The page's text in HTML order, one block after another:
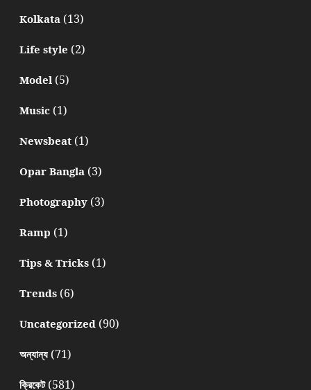
Kolkata(13)
Life style (2)
Model(5)
Music(1)
Newsbeat(1)
Opar Bangla(3)
Photography(3)
Ramp (1)
Tips & Tricks(1)
Trends(6)
Uncategorized(90)
অন্যান্য(71)
ক্রিকেট(581)